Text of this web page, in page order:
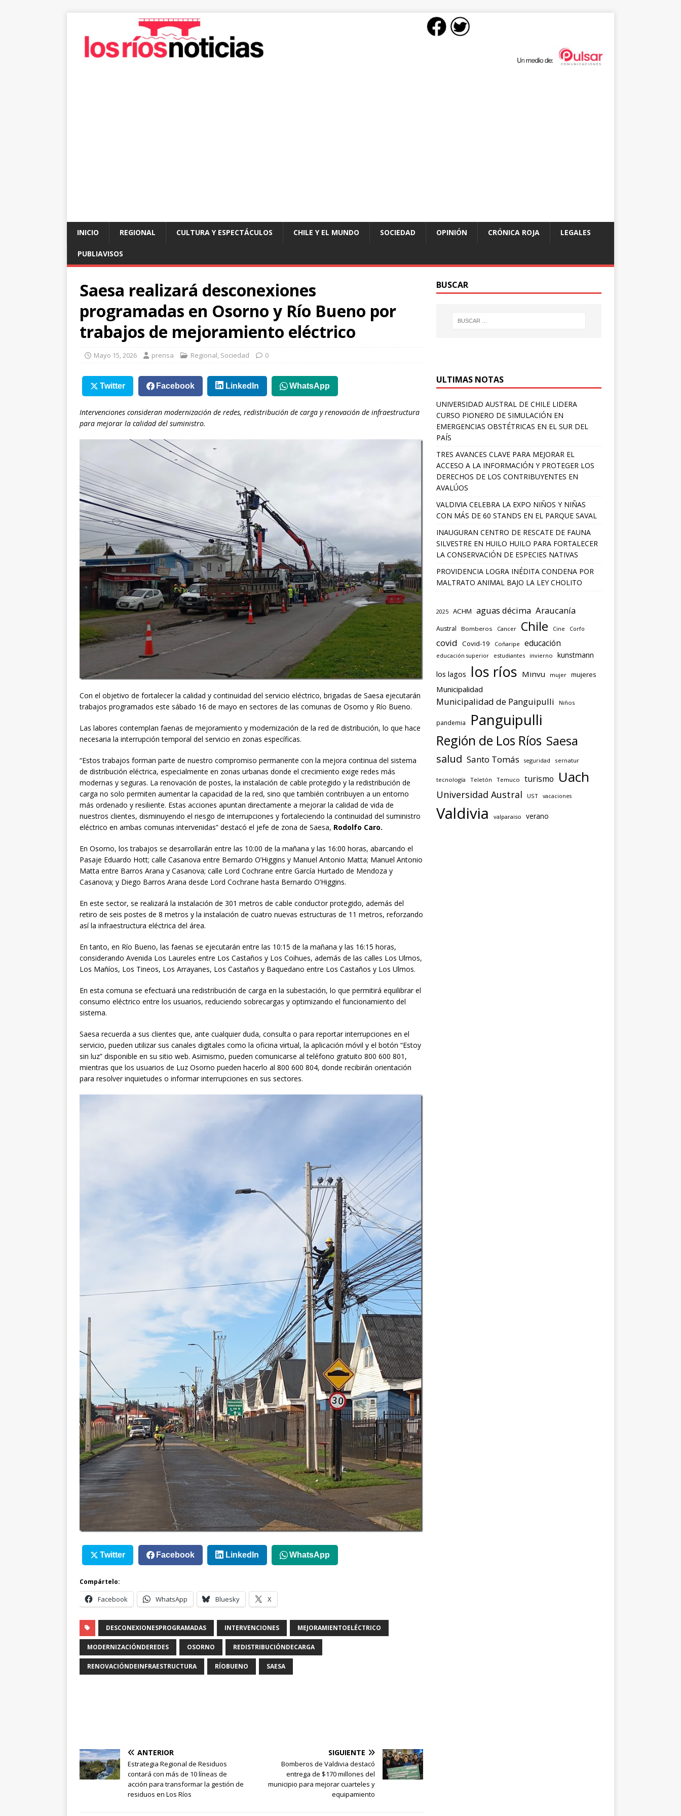
INICIO REGIONAL CULTURA Y ESPECTÁCULOS CHILE Y EL MUNDO SOCIEDAD OPINIÓN CRÓNICA ROJA LEGALES
PUBLIAVISOS
Saesa realizará desconexiones
programadas en Osorno y Río Bueno por
trabajos de mejoramiento eléctrico
Mayo 15, 2026 prensa Regional, Sociedad 0
Twitter Facebook LinkedIn WhatsApp
Intervenciones consideran modernización de redes, redistribución de carga y renovación de infraestructura
para mejorar la calidad del suministro.
Con el objetivo de fortalecer la calidad y continuidad del servicio eléctrico, brigadas de Saesa ejecutarán
trabajos programados este sábado 16 de mayo en sectores de las comunas de Osorno y Río Bueno.
Las labores contemplan faenas de mejoramiento y modernización de la red de distribución, lo que hace
necesaria la interrupción temporal del servicio en zonas específicas.
“Estos trabajos forman parte de nuestro compromiso permanente con la mejora continua del sistema
de distribución eléctrica, especialmente en zonas urbanas donde el crecimiento exige redes más
modernas y seguras. La renovación de postes, la instalación de cable protegido y la redistribución de
carga no solo permiten aumentar la capacidad de la red, sino que también contribuyen a un entorno
más ordenado y resiliente. Estas acciones apuntan directamente a mejorar la calidad de vida de
nuestros clientes, disminuyendo el riesgo de interrupciones y fortaleciendo la continuidad del suministro
eléctrico en ambas comunas intervenidas” destacó el jefe de zona de Saesa, Rodolfo Caro.
En Osorno, los trabajos se desarrollarán entre las 10:00 de la mañana y las 16:00 horas, abarcando el
Pasaje Eduardo Hott; calle Casanova entre Bernardo O’Higgins y Manuel Antonio Matta; Manuel Antonio
Matta entre Barros Arana y Casanova; calle Lord Cochrane entre García Hurtado de Mendoza y
Casanova; y Diego Barros Arana desde Lord Cochrane hasta Bernardo O’Higgins.
En este sector, se realizará la instalación de 301 metros de cable conductor protegido, además del
retiro de seis postes de 8 metros y la instalación de cuatro nuevas estructuras de 11 metros, reforzando
así la infraestructura eléctrica del área.
En tanto, en Río Bueno, las faenas se ejecutarán entre las 10:15 de la mañana y las 16:15 horas,
considerando Avenida Los Laureles entre Los Castaños y Los Coihues, además de las calles Los Ulmos,
Los Mañíos, Los Tineos, Los Arrayanes, Los Castaños y Baquedano entre Los Castaños y Los Ulmos.
En esta comuna se efectuará una redistribución de carga en la subestación, lo que permitirá equilibrar el
consumo eléctrico entre los usuarios, reduciendo sobrecargas y optimizando el funcionamiento del
sistema.
Saesa recuerda a sus clientes que, ante cualquier duda, consulta o para reportar interrupciones en el
servicio, pueden utilizar sus canales digitales como la oficina virtual, la aplicación móvil y el botón “Estoy
sin luz” disponible en su sitio web. Asimismo, pueden comunicarse al teléfono gratuito 800 600 801,
mientras que los usuarios de Luz Osorno pueden hacerlo al 800 600 804, donde recibirán orientación
para resolver inquietudes o informar interrupciones en sus sectores.
Twitter Facebook LinkedIn WhatsApp
Compártelo:
Facebook WhatsApp Bluesky X
DESCONEXIONESPROGRAMADAS INTERVENCIONES MEJORAMIENTOELÉCTRICO
MODERNIZACIÓNDEREDES OSORNO REDISTRIBUCIÓNDECARGA
RENOVACIÓNDEINFRAESTRUCTURA RÍOBUENO SAESA
ANTERIOR
Estrategia Regional de Residuos
contará con más de 10 líneas de
acción para transformar la gestión de
residuos en Los Ríos
SIGUIENTE
Bomberos de Valdivia destacó
entrega de $170 millones del
municipio para mejorar cuarteles y
equipamiento
BUSCAR
ULTIMAS NOTAS
UNIVERSIDAD AUSTRAL DE CHILE LIDERA
CURSO PIONERO DE SIMULACIÓN EN
EMERGENCIAS OBSTÉTRICAS EN EL SUR DEL
PAÍS
TRES AVANCES CLAVE PARA MEJORAR EL
ACCESO A LA INFORMACIÓN Y PROTEGER LOS
DERECHOS DE LOS CONTRIBUYENTES EN
AVALÚOS
VALDIVIA CELEBRA LA EXPO NIÑOS Y NIÑAS
CON MÁS DE 60 STANDS EN EL PARQUE SAVAL
INAUGURAN CENTRO DE RESCATE DE FAUNA
SILVESTRE EN HUILO HUILO PARA FORTALECER
LA CONSERVACIÓN DE ESPECIES NATIVAS
PROVIDENCIA LOGRA INÉDITA CONDENA POR
MALTRATO ANIMAL BAJO LA LEY CHOLITO
2025 ACHM aguas décima Araucanía
Austral Bomberos Cancer Chile Cine Corfo
covid Covid-19 Coñaripe educación
educación superior estudiantes invierno kunstmann
los lagos los ríos Minvu mujer mujeres
Municipalidad
Municipalidad de Panguipulli Niños
pandemia Panguipulli
Región de Los Ríos Saesa
salud Santo Tomás seguridad sernatur
tecnología Teletón Temuco turismo Uach
Universidad Austral UST vacaciones
Valdivia valparaiso verano